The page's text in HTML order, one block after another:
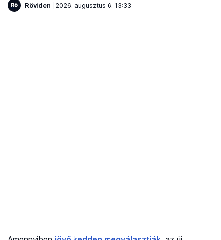
Röviden
2026. augusztus 6. 13:33